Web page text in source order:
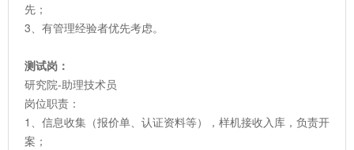
先；
3、有管理经验者优先考虑。
测试岗：
研究院-助理技术员
岗位职责：
1、信息收集（报价单、认证资料等），样机接收入库，负责开
案；